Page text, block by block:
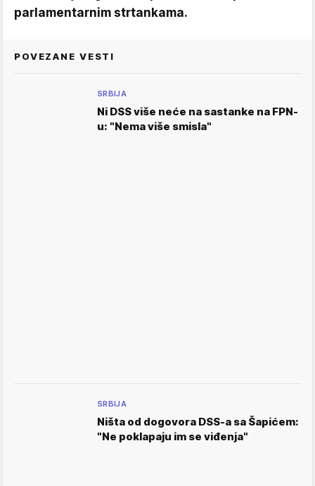
parlamentarnim strtankama.
POVEZANE VESTI
SRBIJA
Ni DSS više neće na sastanke na FPN-
u: "Nema više smisla"
SRBIJA
Ništa od dogovora DSS-a sa Šapićem:
"Ne poklapaju im se viđenja"